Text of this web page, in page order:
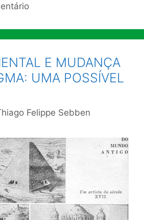
E MUDANÇA
UMA POSSÍVEL
Felippe Sebben